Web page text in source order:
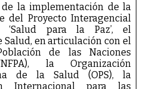
la implementación de la
del Proyecto Interagencial
‘Salud para la Paz’, el
en articulación con el
de las Naciones
la Organización
de la Salud (OPS), la
Internacional para las